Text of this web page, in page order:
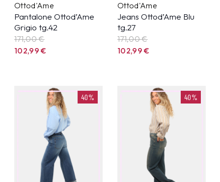
Ottod'Ame
Pantalone Ottod’Ame
Grigio tg.42
171,00 €
102,99€
Ottod'Ame
Jeans Ottod’Ame Blu
tg.27
171,00 €
102,99€
40% 40%